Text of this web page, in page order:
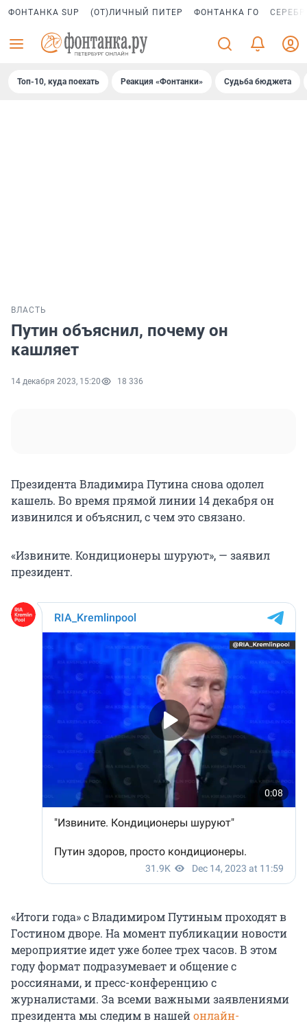
ФОНТАНКА SUP (ОТ)ЛИЧНЫЙ ПИТЕР ФОНТАНКА ГО
Топ-10, куда поехать Реакция «Фонтанки» Судьба бюджета
ВЛАСТЬ
Путин объяснил, почему он
кашляет
14 декабря 2023, 15:20 18 336
Президента Владимира Путина снова одолел
кашель. Во время прямой линии 14 декабря он
извинился и объяснил, с чем это связано.
«Извините. Кондиционеры шуруют», — заявил
президент.
«Итоги года» с Владимиром Путиным проходят в
Гостином дворе. На момент публикации новости
мероприятие идет уже более трех часов. В этом
году формат подразумевает и общение с
россиянами, и пресс-конференцию с
журналистами. За всеми важными заявлениями
президента мы следим в нашейонлайн-